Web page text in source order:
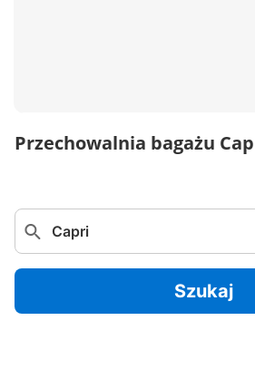
Przechowalnia bagażu
Szukaj